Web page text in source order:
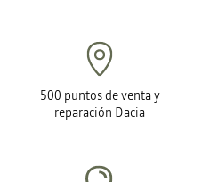
500 puntos de venta y
reparación Dacia